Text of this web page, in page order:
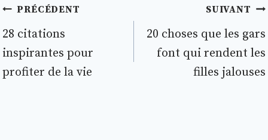
Navigation
de
l’article
PRÉCÉDENT
28 citations
inspirantes pour
profiter de la vie
SUIVANT
20 choses que les gars
font qui rendent les
filles jalouses